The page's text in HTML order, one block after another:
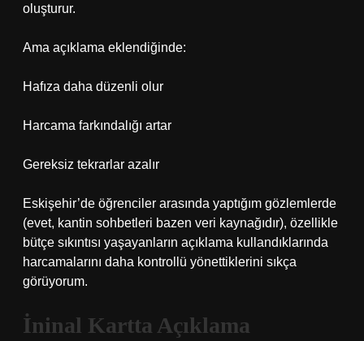
oluşturur.
Ama açıklama eklendiğinde:
Hafıza daha düzenli olur
Harcama farkındalığı artar
Gereksiz tekrarlar azalır
Eskişehir’de öğrenciler arasında yaptığım gözlemlerde
(evet, kantin sohbetleri bazen veri kaynağıdır), özellikle
bütçe sıkıntısı yaşayanların açıklama kullandıklarında
harcamalarını daha kontrollü yönettiklerini sıkça
görüyorum.
İninal Kartta Açıklama